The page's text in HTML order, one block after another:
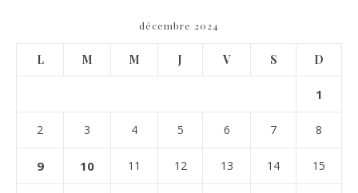
décembre 2024
L M M J V S D
1
2 3 4 5 6 7 8
9 10 11 12 13 14 15